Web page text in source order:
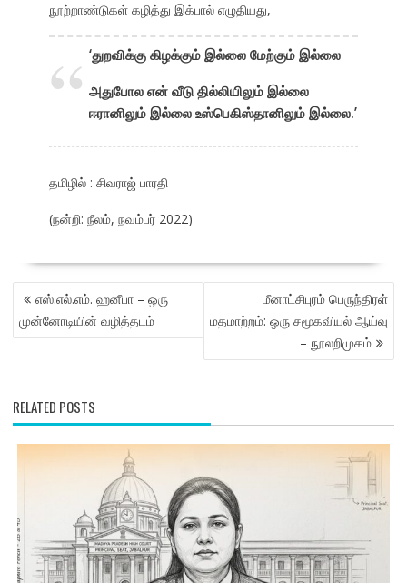
நூற்றாண்டுகள் கழித்து இக்பால் எழுதியது,
‘துறவிக்கு கிழக்கும் இல்லை மேற்கும் இல்லை
அதுபோல என் வீடு தில்லியிலும் இல்லை
ஈரானிலும் இல்லை உஸ்பெகிஸ்தானிலும் இல்லை.’
தமிழில் : சிவராஜ் பாரதி
(நன்றி: நீலம், நவம்பர் 2022)
POST
NAVIGATION
எஸ்.எல்.எம். ஹனீபா – ஒரு
முன்னோடியின் வழித்தடம்
மீனாட்சிபுரம் பெருந்திரள்
மதமாற்றம்: ஒரு சமூகவியல் ஆய்வு
– நூலறிமுகம்
RELATED POSTS